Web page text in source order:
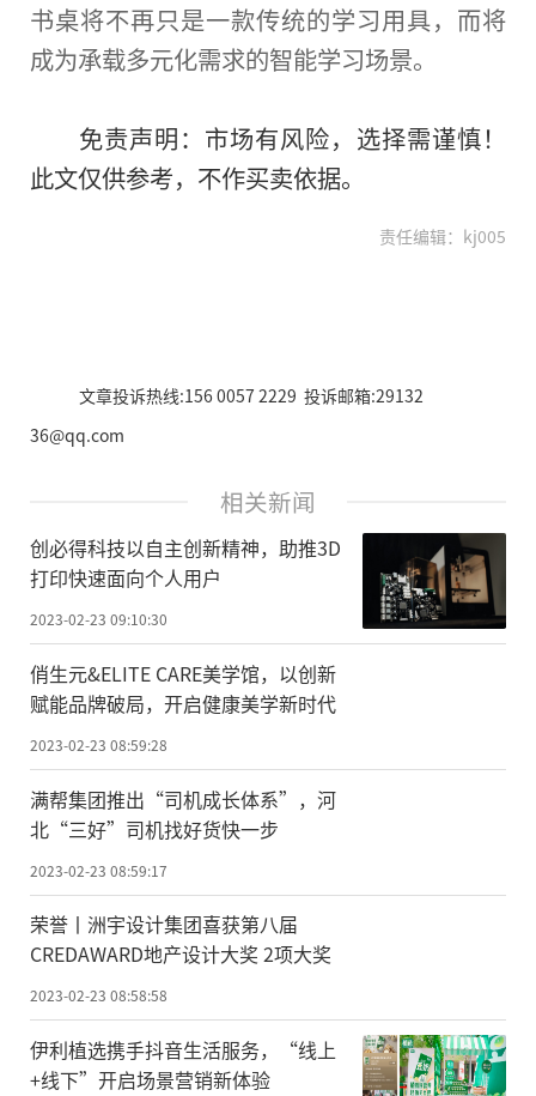
书桌将不再只是一款传统的学习用具，而将
成为承载多元化需求的智能学习场景。
免责声明：市场有风险，选择需谨慎！
此文仅供参考，不作买卖依据。
责任编辑：kj005
文章投诉热线:156 0057 2229 投诉邮箱:29132
36@qq.com
相关新闻
创必得科技以自主创新精神，助推3D
打印快速面向个人用户
2023-02-23 09:10:30
俏生元&ELITE CARE美学馆，以创新
赋能品牌破局，开启健康美学新时代
2023-02-23 08:59:28
满帮集团推出“司机成长体系”，河
北“三好”司机找好货快一步
2023-02-23 08:59:17
荣誉丨洲宇设计集团喜获第八届
CREDAWARD地产设计大奖 2项大奖
2023-02-23 08:58:58
伊利植选携手抖音生活服务，“线上
+线下”开启场景营销新体验